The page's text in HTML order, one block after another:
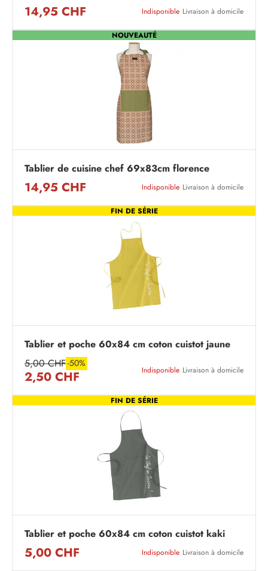
14,95 CHF Indisponible Livraison à domicile
NOUVEAUTÉ
Tablier de cuisine chef 69x83cm florence
14,95 CHF Indisponible Livraison à domicile
FIN DE SÉRIE
Tablier et poche 60x84 cm coton cuistot jaune
5,00 CHF-50%
2,50 CHF Indisponible Livraison à domicile
FIN DE SÉRIE
Tablier et poche 60x84 cm coton cuistot kaki
5,00 CHF Indisponible Livraison à domicile